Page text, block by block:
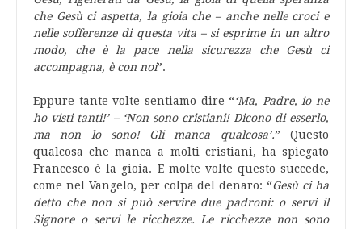
che Gesù ci aspetta, la gioia che – anche nelle croci e
nelle sofferenze di questa vita – si esprime in un altro
modo, che è la pace nella sicurezza che Gesù ci
accompagna, è con noi”.
Eppure tante volte sentiamo dire “‘Ma, Padre, io ne
ho visti tanti!’ – ‘Non sono cristiani! Dicono di esserlo,
ma non lo sono! Gli manca qualcosa’.” Questo
qualcosa che manca a molti cristiani, ha spiegato
Francesco è la gioia. E molte volte questo succede,
come nel Vangelo, per colpa del denaro: “Gesù ci ha
detto che non si può servire due padroni: o servi il
Signore o servi le ricchezze. Le ricchezze non sono